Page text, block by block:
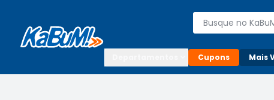
Buscar produtos
Cupons Mais